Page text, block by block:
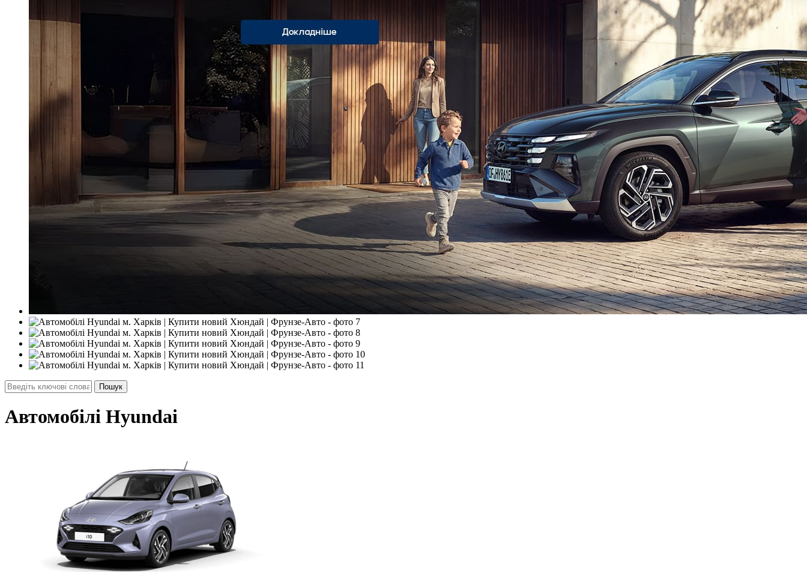
Автомобілі Hyundai